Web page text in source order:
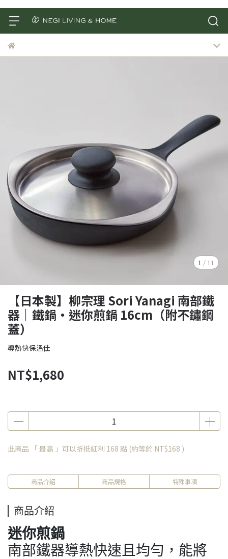
1 / 11
【日本製】柳宗理 Sori Yanagi 南部鐵
器｜鐵鍋・迷你煎鍋 16cm（附不鏽鋼
蓋）
導熱快保溫佳
NT$1,680
此商品 「 最高 」可以折抵紅利 168 點 (約等於 NT$168 )
商品介紹 商品規格 特殊事項
商品介紹
迷你煎鍋
南部鐵器導熱快速且均勻，能將